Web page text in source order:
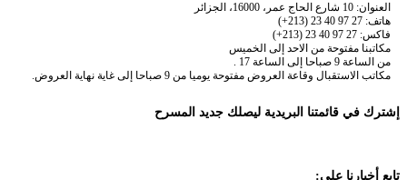
العنوان: 10 شارع الحاج عمر، 16000، الجزائر
هاتف: 27 97 40 23 (213+)
فاكس: 27 97 40 23 (213+)
مكاتبنا مفتوحة من الاحد إلى الخميس
من الساعة 9 صباحا إلى الساعة 17 .
مكاتب الاستقبال وقاعة العروض مفتوحة يوميا من 9 صباحا إلى غاية نهاية العروض.
إشترك في قائمتنا البريدية ليصلك جديد المسرح
تابع أخبارنا على: